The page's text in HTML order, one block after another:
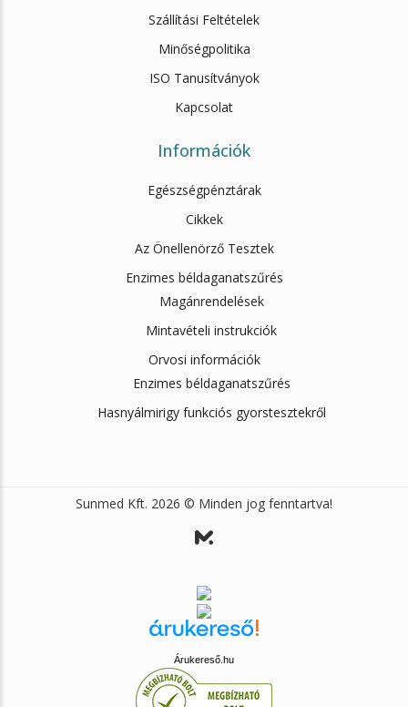
Szállítási Feltételek
Minőségpolitika
ISO Tanusítványok
Kapcsolat
Információk
Egészségpénztárak
Cikkek
Az Önellenörző Tesztek
Enzimes béldaganatszűrés
Magánrendelések
Mintavételi instrukciók
Orvosi információk
Enzimes béldaganatszűrés
Hasnyálmirigy funkciós gyorstesztekről
Sunmed Kft. 2026 © Minden jog fenntartva!
Árukereső.hu